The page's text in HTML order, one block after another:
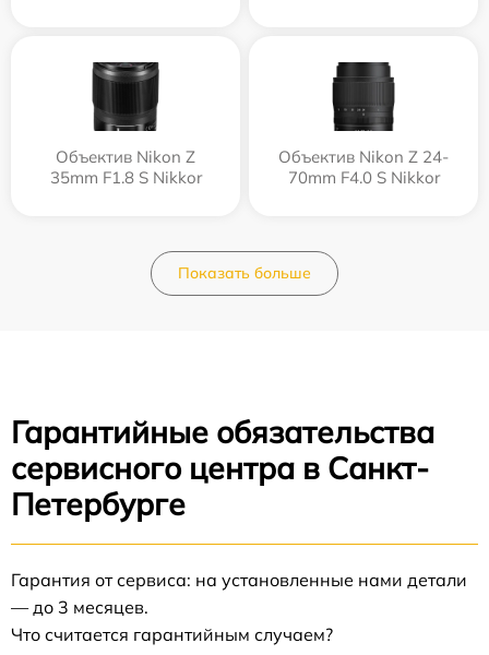
Объектив Nikon Z
35mm F1.8 S Nikkor
Объектив Nikon Z 24-
70mm F4.0 S Nikkor
Показать больше
Гарантийные обязательства
сервисного центра в Санкт-
Петербурге
Гарантия от сервиса: на установленные нами детали
— до 3 месяцев.
Что считается гарантийным случаем?